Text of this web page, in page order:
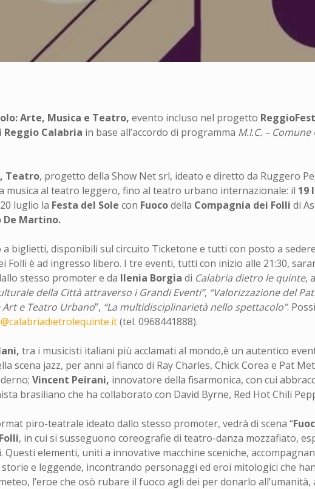
Arte, Musica e Teatro, evento incluso nel progetto
Reggio Calabria in base all’accordo di programma M.I.C. –
Teatro, progetto della Show Net srl, ideato e diretto da Ruggero
musica al teatro leggero, fino al teatro urbano internazionale: il 19
luglio la Festa del Sole con Fuocodella Compagnia dei Folli di
De Martino.
biglietti, disponibili sul circuito Ticketone e tutti con posto a
Folli è ad ingresso libero. I tre eventi, tutti con inizio alle 21:30,
stesso promoter e da Ilenia Borgia di Calabria dietro le quinte,
della Città attraverso i Grandi Eventi”, “Valorizzazione del
e Teatro Urbano”, “La multidisciplinarietà nello spettacolo”.
(tel. 0968441888).
tra i musicisti italiani più acclamati al mondo,è un autentico
scena jazz, per anni al fianco di Ray Charles, Chick Corea e Pat
Vincent Peirani, innovatore della fisarmonica, con cui
brasiliano che ha collaborato con David Byrne, Red Hot Chili
piro-teatrale ideato dallo stesso promoter, vedrà di scena “
, in cui si susseguono coreografie di teatro-danza mozzafiato,
elementi, uniti a innovative macchine sceniche,
e leggende, incontrando personaggi ed eroi mitologici che
l’eroe che osò rubare il fuoco agli dei per donarlo all’umanità,